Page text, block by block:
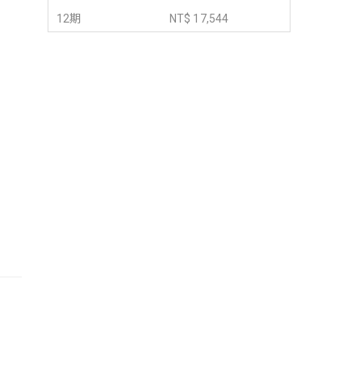
12期
NT$ 17,544